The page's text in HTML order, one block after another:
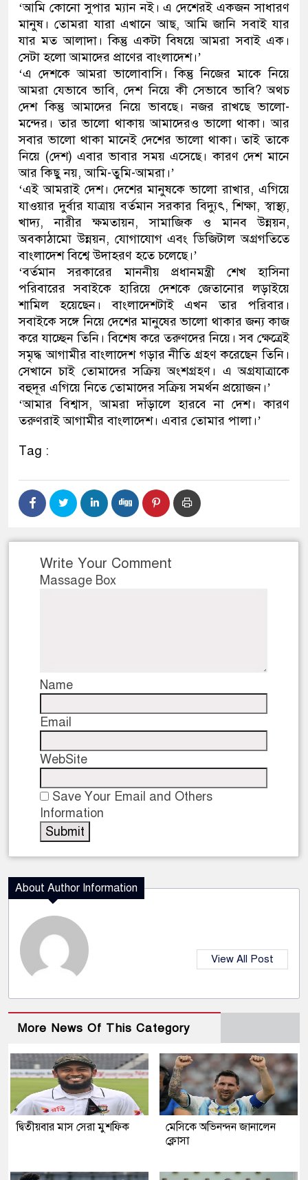
‘আমি কোনো সুপার ম্যান নই। এ দেশেরই একজন সাধারণ
মানুষ। তোমরা যারা এখানে আছ, আমি জানি সবাই যার
যার মত আলাদা। কিন্তু একটা বিষয়ে আমরা সবাই এক।
সেটা হলো আমাদের প্রাণের বাংলাদেশ।’
‘এ দেশকে আমরা ভালোবাসি। কিন্তু নিজের মাকে নিয়ে
আমরা যেভাবে ভাবি, দেশ নিয়ে কী সেভাবে ভাবি? অথচ
দেশ কিন্তু আমাদের নিয়ে ভাবছে। নজর রাখছে ভালো-
মন্দের। তার ভালো থাকায় আমাদেরও ভালো থাকা। আর
সবার ভালো থাকা মানেই দেশের ভালো থাকা। তাই তাকে
নিয়ে (দেশ) এবার ভাবার সময় এসেছে। কারণ দেশ মানে
আর কিছু নয়, আমি-তুমি-আমরা।’
‘এই আমরাই দেশ। দেশের মানুষকে ভালো রাখার, এগিয়ে
যাওয়ার দুর্বার যাত্রায় বর্তমান সরকার বিদ্যুৎ, শিক্ষা, স্বাস্থ্য,
খাদ্য, নারীর ক্ষমতায়ন, সামাজিক ও মানব উন্নয়ন,
অবকাঠামো উন্নয়ন, যোগাযোগ এবং ডিজিটাল অগ্রগতিতে
বাংলাদেশ বিশ্বে উদাহরণ হতে চলেছে।’
‘বর্তমান সরকারের মাননীয় প্রধানমন্ত্রী শেখ হাসিনা
পরিবারের সবাইকে হারিয়ে দেশকে জেতানোর লড়াইয়ে
শামিল হয়েছেন। বাংলাদেশটাই এখন তার পরিবার।
সবাইকে সঙ্গে নিয়ে দেশের মানুষের ভালো থাকার জন্য কাজ
করে যাচ্ছেন তিনি। বিশেষ করে তরুণদের নিয়ে। সব ক্ষেত্রেই
সমৃদ্ধ আগামীর বাংলাদেশ গড়ার নীতি গ্রহণ করেছেন তিনি।
সেখানে চাই তোমাদের সক্রিয় অংশগ্রহণ। এ অগ্রযাত্রাকে
বহুদূর এগিয়ে নিতে তোমাদের সক্রিয় সমর্থন প্রয়োজন।’
‘আমার বিশ্বাস, আমরা দাঁড়ালে হারবে না দেশ। কারণ
তরুণরাই আগামীর বাংলাদেশ। এবার তোমার পালা।’
Tag :
Write Your Comment
Massage Box
Name
Email
WebSite
Save Your Email and Others
Information
About Author Information
View All Post
More News Of This Category
দ্বিতীয়বার মাস সেরা মুশফিক
মেসিকে অভিনন্দন জানালেন
ক্লোসা